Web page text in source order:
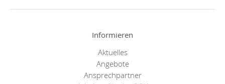
Informieren
Aktuelles
Angebote
Ansprechpartner